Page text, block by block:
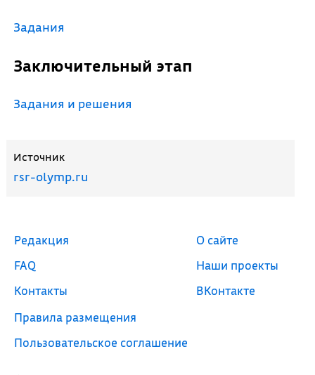
Задания
Заключительный этап
Задания и решения
Источник
rsr-olymp.ru
Редакция
FAQ
Контакты
Правила размещения
Пользовательское соглашение
О сайте
Наши проекты
ВКонтакте